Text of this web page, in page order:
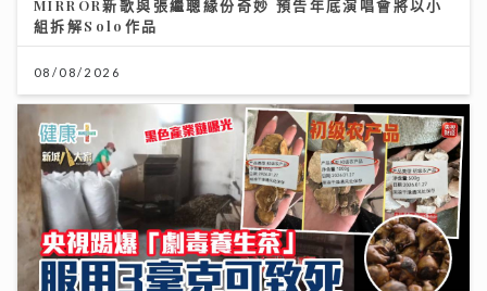
MIRROR新歌與張繼聰緣份奇妙 預告年底演唱會將以小
組拆解Solo作品
08/08/2026